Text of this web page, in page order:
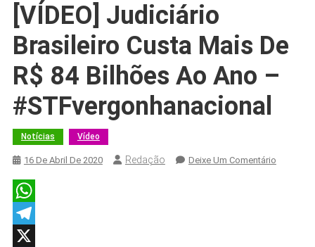
[VÍDEO] Judiciário
Brasileiro Custa Mais De
R$ 84 Bilhões Ao Ano –
#STFvergonhanacional
Notícias Vídeo
16 De Abril De 2020 Redação Deixe Um ComentárioOn
WhatsApp
Telegram